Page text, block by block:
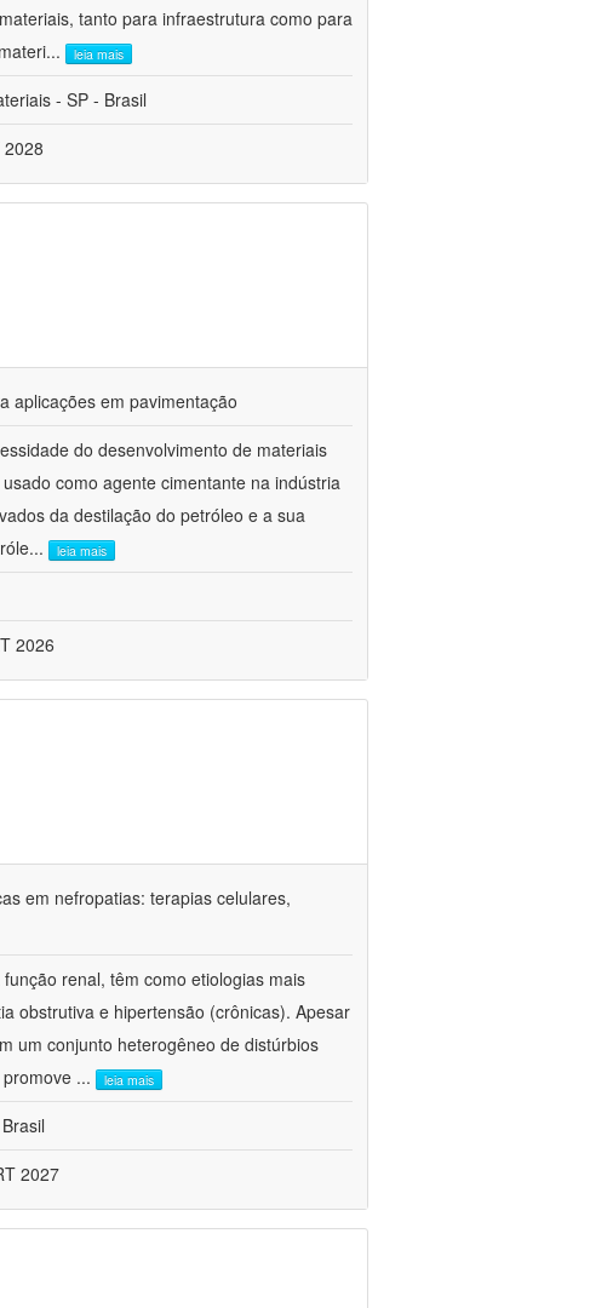
tanto para infraestrutura como para
... leia mais
- SP - Brasil
aplicações em pavimentação
do desenvolvimento de materiais
como agente cimentante na indústria
da destilação do petróleo e a sua
... leia mais
2026
em nefropatias: terapias celulares,
renal, têm como etiologias mais
obstrutiva e hipertensão (crônicas). Apesar
um conjunto heterogêneo de distúrbios
... leia mais
2027